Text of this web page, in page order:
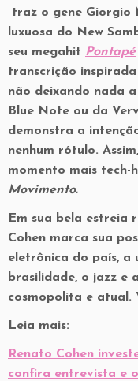
traz o gene Giorgio
luxuosa do New
seu megahit Pontapé
transcrição
não deixando nada
Blue Note ou da
demonstra a
nenhum rótulo.
momento mais tech-
Movimento.
Em sua bela estreia
Cohen marca sua
eletrônica do país, a
brasilidade, o jazz e
cosmopolita e atual.
Leia mais:
Renato Cohen
confira entrevista e